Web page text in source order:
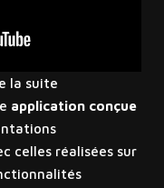
la suite
application conçue
celles réalisées sur